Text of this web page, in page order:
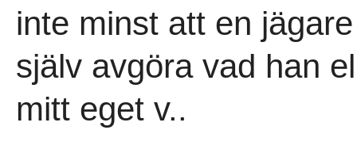
inte minst att en
själv avgöra vad han
mitt eget v..